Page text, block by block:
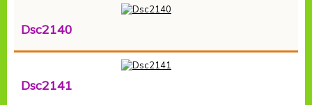
Dsc2140
Dsc2141